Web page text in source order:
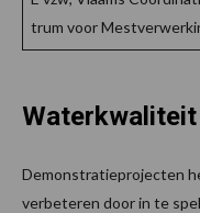
trum voor
Waterkwaliteit
Demonstratieprojecten
verbeteren door in te